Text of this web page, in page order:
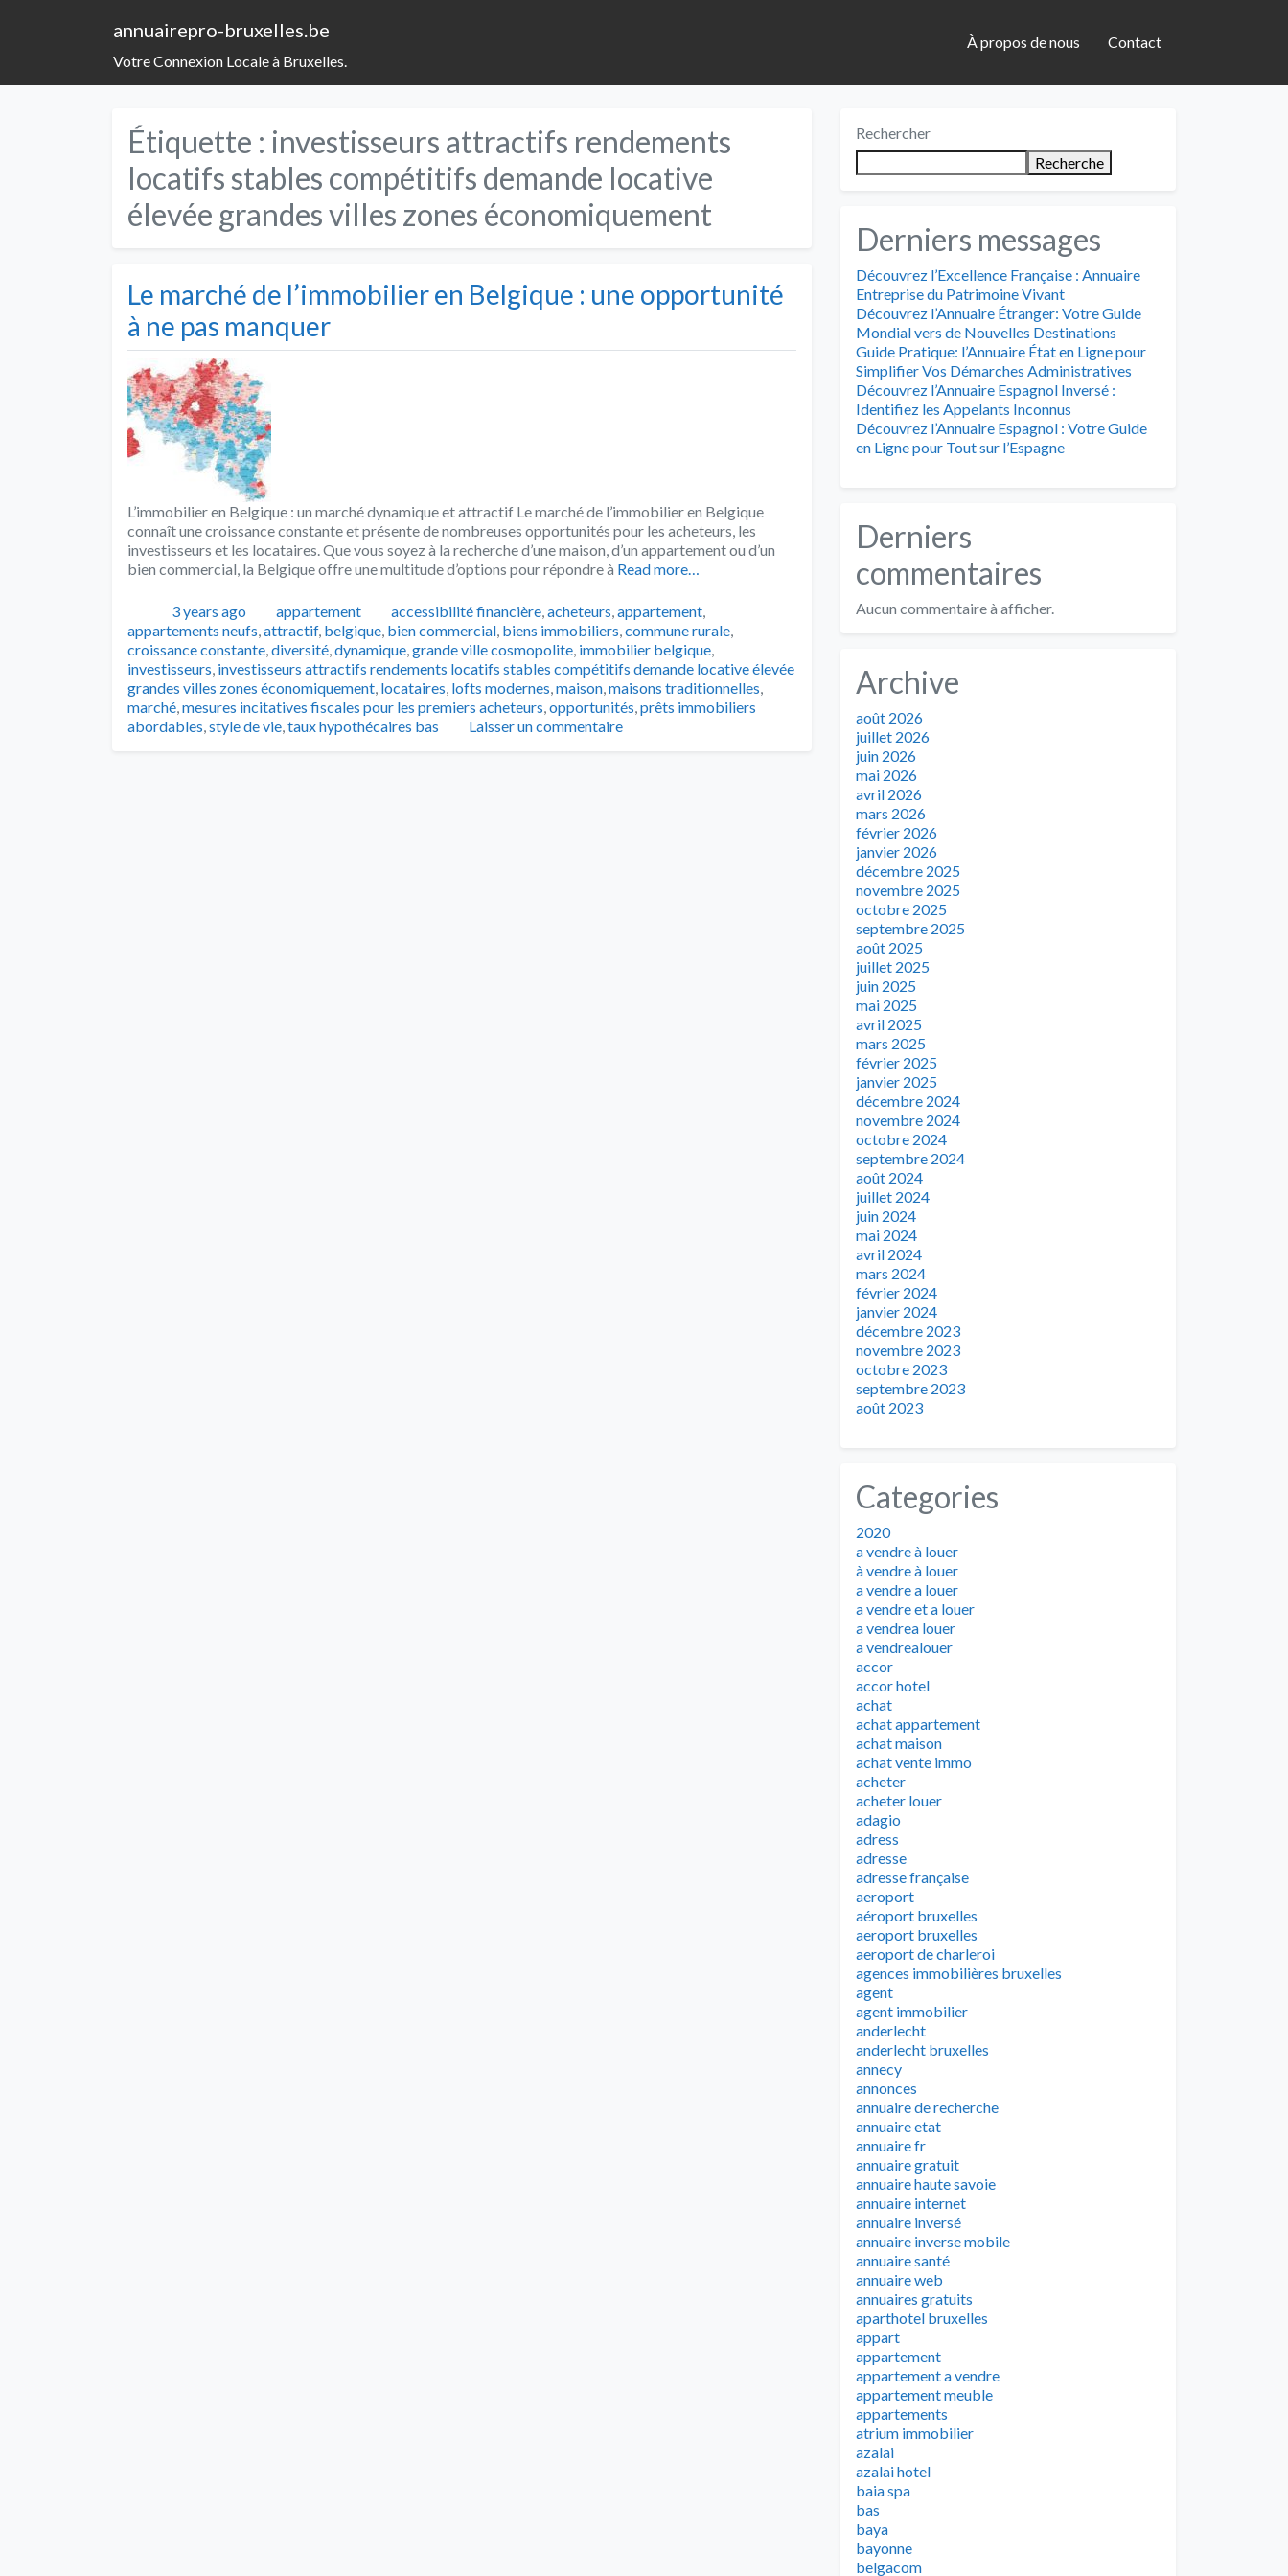
annuairepro-bruxelles.be
Votre Connexion Locale à Bruxelles.
À propos de nous Contact
Étiquette : investisseurs attractifs rendements
locatifs stables compétitifs demande locative
élevée grandes villes zones économiquement
Le marché de l’immobilier en Belgique : une opportunité
à ne pas manquer
L’immobilier en Belgique : un marché dynamique et attractif Le marché de l’immobilier en Belgique
connaît une croissance constante et présente de nombreuses opportunités pour les acheteurs, les
investisseurs et les locataires. Que vous soyez à la recherche d’une maison, d’un appartement ou d’un
bien commercial, la Belgique offre une multitude d’options pour répondre à Read more…
Publié3 years ago Catégories
appartement Tags
accessibilité financière,acheteurs,appartement,
appartements neufs,attractif, belgique, bien commercial, biens immobiliers,commune rurale,
croissance constante,diversité,dynamique,grande ville cosmopolite, immobilier belgique,
investisseurs, investisseurs attractifs rendements locatifs stables compétitifs demande locative élevée
grandes villes zones économiquement, locataires, lofts modernes,maison,maisons traditionnelles,
marché,mesures incitatives fiscales pour les premiers acheteurs,opportunités,prêts immobiliers
abordables,style de vie,taux hypothécaires bas Laisser un commentaire
Rechercher
Recherche
Derniers messages
Découvrez l’Excellence Française : Annuaire
Entreprise du Patrimoine Vivant
Découvrez l’Annuaire Étranger: Votre Guide
Mondial vers de Nouvelles Destinations
Guide Pratique: l’Annuaire État en Ligne pour
Simplifier Vos Démarches Administratives
Découvrez l’Annuaire Espagnol Inversé :
Identifiez les Appelants Inconnus
Découvrez l’Annuaire Espagnol : Votre Guide
en Ligne pour Tout sur l’Espagne
Derniers
commentaires
Aucun commentaire à afficher.
Archive
août 2026
juillet 2026
juin 2026
mai 2026
avril 2026
mars 2026
février 2026
janvier 2026
décembre 2025
novembre 2025
octobre 2025
septembre 2025
août 2025
juillet 2025
juin 2025
mai 2025
avril 2025
mars 2025
février 2025
janvier 2025
décembre 2024
novembre 2024
octobre 2024
septembre 2024
août 2024
juillet 2024
juin 2024
mai 2024
avril 2024
mars 2024
février 2024
janvier 2024
décembre 2023
novembre 2023
octobre 2023
septembre 2023
août 2023
Categories
2020
a vendre à louer
à vendre à louer
a vendre a louer
a vendre et a louer
a vendrea louer
a vendrealouer
accor
accor hotel
achat
achat appartement
achat maison
achat vente immo
acheter
acheter louer
adagio
adress
adresse
adresse française
aeroport
aéroport bruxelles
aeroport bruxelles
aeroport de charleroi
agences immobilières bruxelles
agent
agent immobilier
anderlecht
anderlecht bruxelles
annecy
annonces
annuaire de recherche
annuaire etat
annuaire fr
annuaire gratuit
annuaire haute savoie
annuaire internet
annuaire inversé
annuaire inverse mobile
annuaire santé
annuaire web
annuaires gratuits
aparthotel bruxelles
appart
appartement
appartement a vendre
appartement meuble
appartements
atrium immobilier
azalai
azalai hotel
baia spa
bas
baya
bayonne
belgacom